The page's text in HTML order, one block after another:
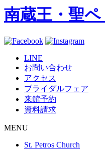
南蔵王・聖
LINE
お問い合わせ
アクセス
ブライダルフェア
来館予約
資料請求
MENU
St. Petros Church